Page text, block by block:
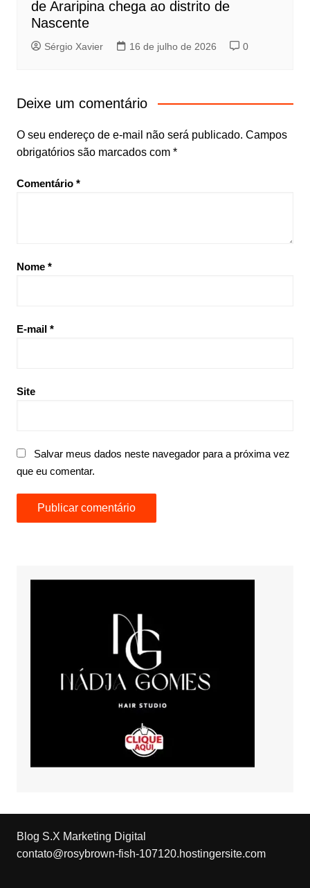
de Araripina chega ao distrito de
Nascente
Sérgio Xavier 16 de julho de 2026 0
Deixe um comentário
O seu endereço de e-mail não será publicado. Campos
obrigatórios são marcados com *
Comentário *
Nome *
E-mail *
Site
Salvar meus dados neste navegador para a próxima vez
que eu comentar.
Blog S.X Marketing Digital
contato@rosybrown-fish-107120.hostingersite.com